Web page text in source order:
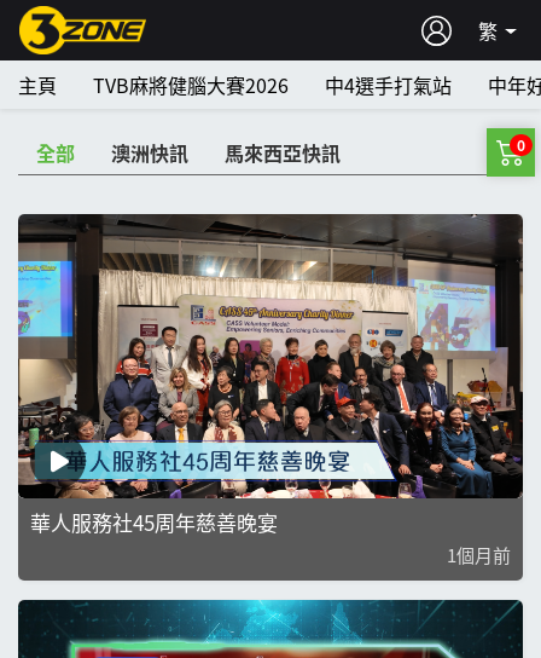
繁
主頁
TVB麻將健腦大賽2026 中4選手打氣站 中年
全部 澳洲快訊 馬來西亞快訊
華人服務社45周年慈善晚宴
1個月前
0